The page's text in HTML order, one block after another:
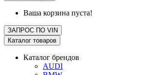
Ваша корзина пуста!
ЗАПРОС ПО VIN
Каталог товаров
Каталог брендов
AUDI